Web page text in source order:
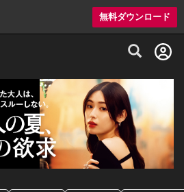
無料ダウンロード
グルメ情報・プレミアムレストラン予約